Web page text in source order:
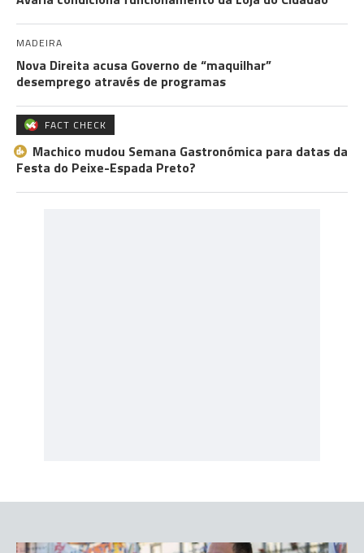
MADEIRA
Nova Direita acusa Governo de “maquilhar”
desemprego através de programas
FACT CHECK
Machico mudou Semana Gastronómica para datas da
Festa do Peixe-Espada Preto?